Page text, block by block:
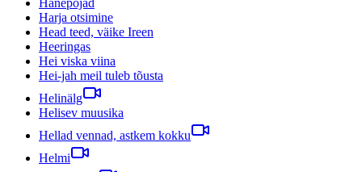
Harja otsimine
Head teed, väike Ireen
Heeringas
Hei viska viina
Hei-jah meil tuleb tõusta
Helinälg
Helisev muusika
Hellad vennad, astkem kokku
Helmi